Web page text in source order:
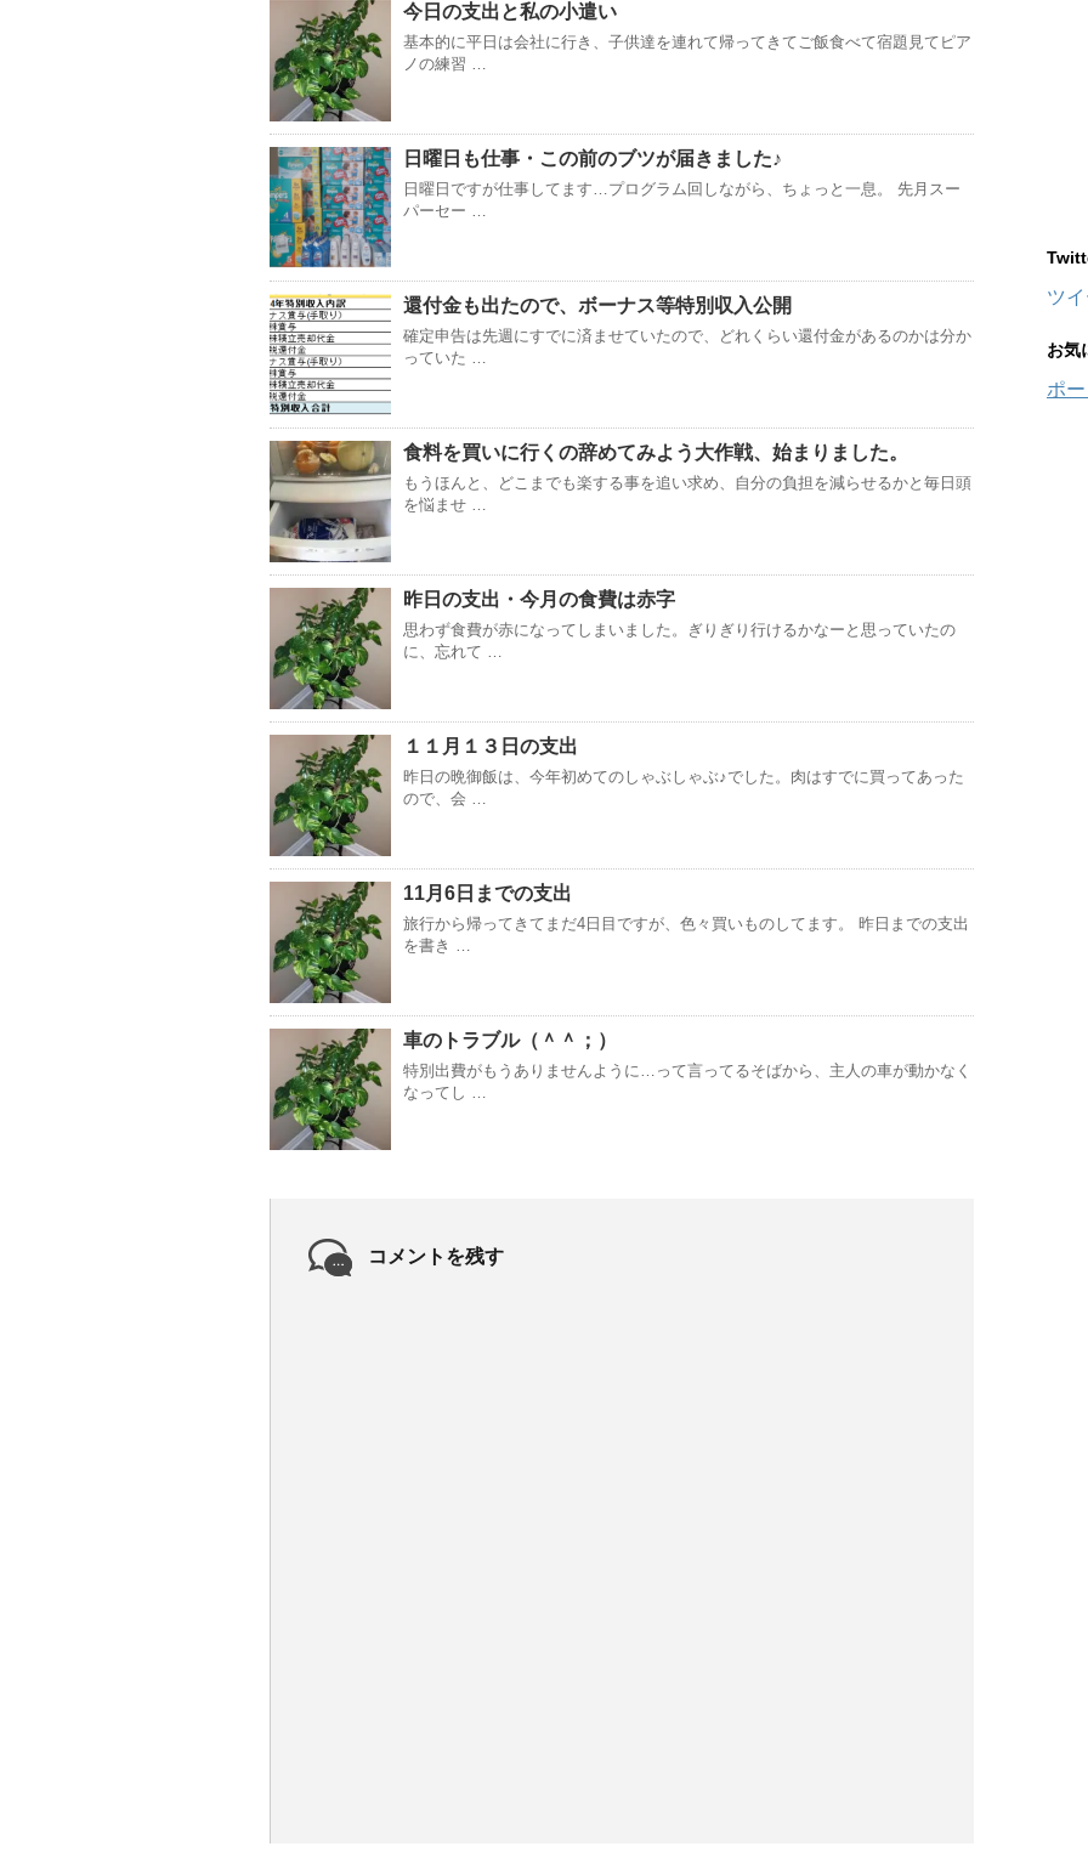
今日の支出と私の小遣い
基本的に平日は会社に行き、子供達を連れて帰ってきてご飯食べて宿題見てピア
ノの練習 …
日曜日も仕事・この前のブツが届きました♪
日曜日ですが仕事してます…プログラム回しながら、ちょっと一息。 先月スー
パーセー …
還付金も出たので、ボーナス等特別収入公開
確定申告は先週にすでに済ませていたので、どれくらい還付金があるのかは分か
っていた …
食料を買いに行くの辞めてみよう大作戦、始まりました。
もうほんと、どこまでも楽する事を追い求め、自分の負担を減らせるかと毎日頭
を悩ませ …
昨日の支出・今月の食費は赤字
思わず食費が赤になってしまいました。ぎりぎり行けるかなーと思っていたの
に、忘れて …
１１月１３日の支出
昨日の晩御飯は、今年初めてのしゃぶしゃぶ♪でした。肉はすでに買ってあった
ので、会 …
11月6日までの支出
旅行から帰ってきてまだ4日目ですが、色々買いものしてます。 昨日までの支出
を書き …
車のトラブル（＾＾；）
特別出費がもうありませんように…って言ってるそばから、主人の車が動かなく
なってし …
コメントを残す
ツイ
お気
ポ